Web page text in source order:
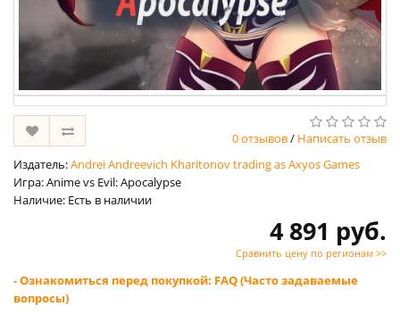
0 отзывов/ Написать отзыв
Издатель:Andrei Andreevich Kharitonov trading as Axyos Games
Игра: Anime vs Evil: Apocalypse
Наличие: Есть в наличии
4 891 руб.
Сравнить цену по регионам >>
- Ознакомиться перед покупкой: FAQ (Часто задаваемые
вопросы)